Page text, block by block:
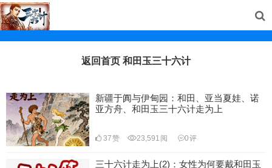
返回首页 和田玉三十六计
新疆于阗与伊甸园：和田、亚当夏娃、诺
亚方舟、和田玉三十六计走为上
37赞 23,591 阅 0评
三十六计走为上(2)：女性为何要戴和田玉